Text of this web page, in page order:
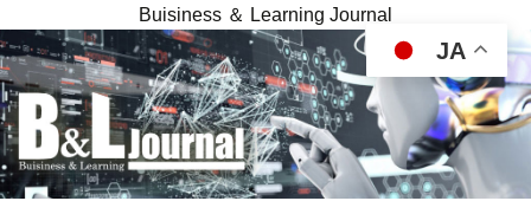
Buisiness ＆ Learning Journal
JA